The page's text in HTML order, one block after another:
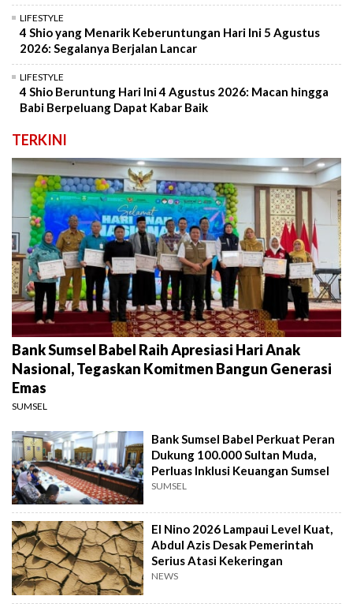
LIFESTYLE
4 Shio yang Menarik Keberuntungan Hari Ini 5 Agustus
2026: Segalanya Berjalan Lancar
LIFESTYLE
4 Shio Beruntung Hari Ini 4 Agustus 2026: Macan hingga
Babi Berpeluang Dapat Kabar Baik
TERKINI
Bank Sumsel Babel Raih Apresiasi Hari Anak
Nasional, Tegaskan Komitmen Bangun Generasi
Emas
SUMSEL
Bank Sumsel Babel Perkuat Peran
Dukung 100.000 Sultan Muda,
Perluas Inklusi Keuangan Sumsel
SUMSEL
El Nino 2026 Lampaui Level Kuat,
Abdul Azis Desak Pemerintah
Serius Atasi Kekeringan
NEWS